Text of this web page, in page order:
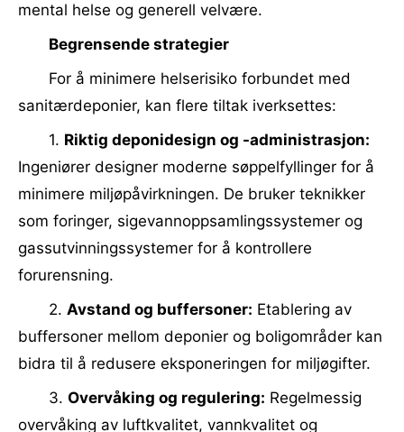
mental helse og generell velvære.
Begrensende strategier
For å minimere helserisiko forbundet med
sanitærdeponier, kan flere tiltak iverksettes:
1. Riktig deponidesign og -administrasjon:
Ingeniører designer moderne søppelfyllinger for å
minimere miljøpåvirkningen. De bruker teknikker
som foringer, sigevannoppsamlingssystemer og
gassutvinningssystemer for å kontrollere
forurensning.
2. Avstand og buffersoner: Etablering av
buffersoner mellom deponier og boligområder kan
bidra til å redusere eksponeringen for miljøgifter.
3. Overvåking og regulering: Regelmessig
overvåking av luftkvalitet, vannkvalitet og